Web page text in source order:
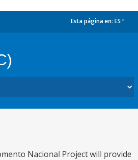
Esta página en: ES
Nacional Project will provide